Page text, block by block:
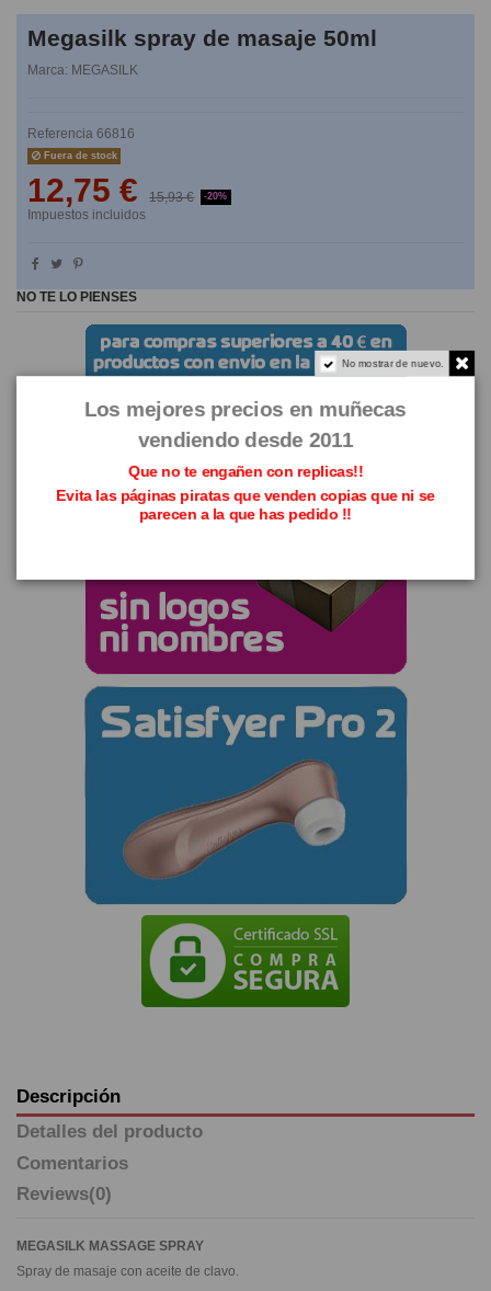
Megasilk spray de masaje 50ml
Marca: MEGASILK
Referencia 66816
Fuera de stock
12,75 € 15,93 € -20%
Impuestos incluidos
NO TE LO PIENSES
Descripción
Detalles del producto
Comentarios
Reviews(0)
MEGASILK MASSAGE SPRAY
Spray de masaje con aceite de clavo.
No mostrar de nuevo.
Los mejores precios en muñecas
vendiendo desde 2011
Que no te engañen con replicas!!
Evita las páginas piratas que venden copias que ni se
parecen a la que has pedido !!